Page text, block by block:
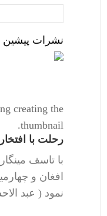
نشرات
creating the
thumbnail.
رحلت با
با تاسف
افغان و
نمود ( عبد